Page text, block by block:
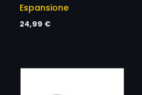
Espansione
24,99 €